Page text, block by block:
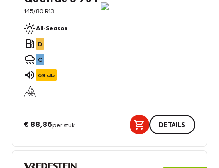
145/80 R13
All-Season
D
C
69 db
€ 88,86per stuk DETAILS